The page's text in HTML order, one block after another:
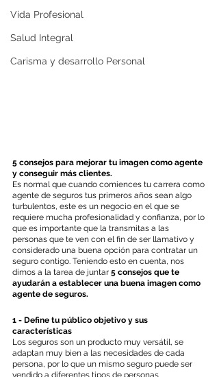
Vida Profesional
Salud Integral
Carisma y desarrollo Personal
5 consejos para mejorar tu imagen como agente
y conseguir más clientes.
Es normal que cuando comiences tu carrera como
agente de seguros tus primeros años sean algo
turbulentos, este es un negocio en el que se
requiere mucha profesionalidad y confianza, por lo
que es importante que la transmitas a las
personas que te ven con el fin de ser llamativo y
considerado una buena opción para contratar un
seguro contigo. Teniendo esto en cuenta, nos
dimos a la tarea de juntar 5 consejos que te
ayudarán a establecer una buena imagen como
agente de seguros.
1 - Define tu público objetivo y sus
características
Los seguros son un producto muy versátil, se
adaptan muy bien a las necesidades de cada
persona, por lo que un mismo seguro puede ser